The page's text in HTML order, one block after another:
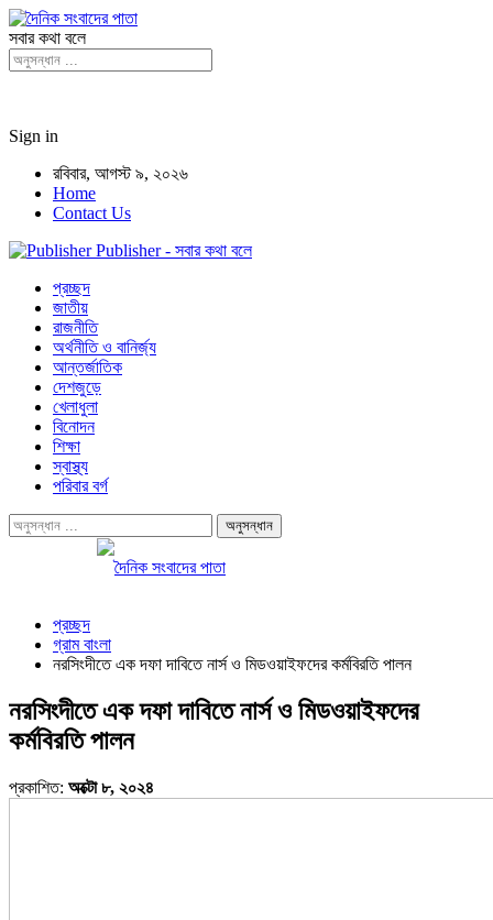
সবার কথা বলে
Sign in
রবিবার, আগস্ট ৯, ২০২৬
Home
Contact Us
Publisher - সবার কথা বলে
প্রচ্ছদ
জাতীয়
রাজনীতি
অর্থনীতি ও বানির্জ্য
আন্তর্জাতিক
দেশজুড়ে
খেলাধুলা
বিনোদন
শিক্ষা
স্বাস্থ্য
পরিবার বর্গ
প্রচ্ছদ
গ্রাম বাংলা
নরসিংদীতে এক দফা দাবিতে নার্স ও মিডওয়াইফদের কর্মবিরতি পালন
নরসিংদীতে এক দফা দাবিতে নার্স ও মিডওয়াইফদের
কর্মবিরতি পালন
প্রকাশিত: অক্টো ৮, ২০২৪